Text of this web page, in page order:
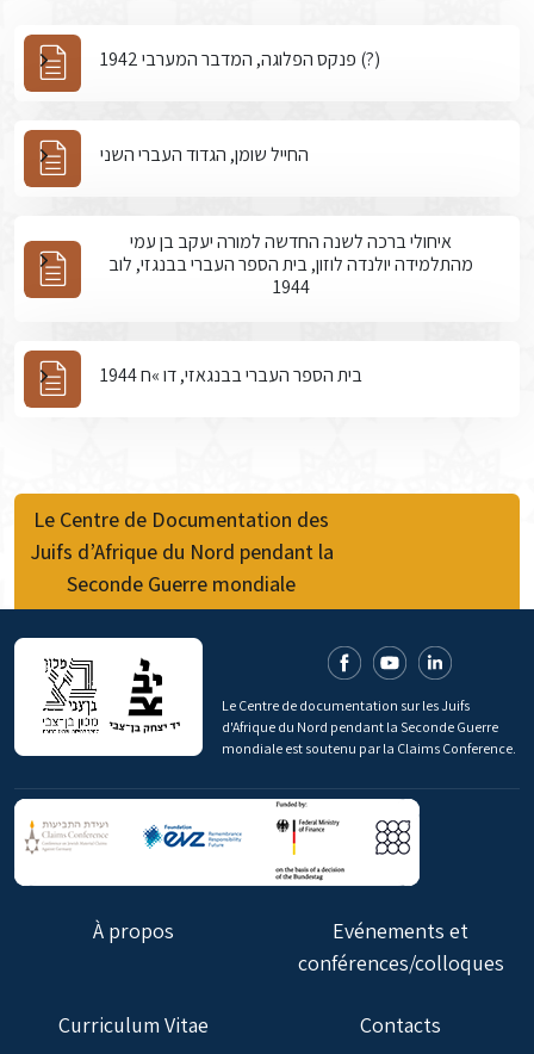
פנקס הפלוגה, המדבר המערבי 1942 (?)
החייל שומן, הגדוד העברי השני
איחולי ברכה לשנה החדשה למורה יעקב בן עמי
מהתלמידה יולנדה לוזון, בית הספר העברי בבנגזי, לוב
1944
בית הספר העברי בבנגאזי, דו »ח 1944
Le Centre de Documentation des
Juifs d’Afrique du Nord pendant la
Seconde Guerre mondiale
Le Centre de documentation sur les Juifs
d'Afrique du Nord pendant la Seconde Guerre
mondiale est soutenu par la Claims Conference.
À propos
Evénements et
conférences/colloques
Curriculum Vitae Contacts